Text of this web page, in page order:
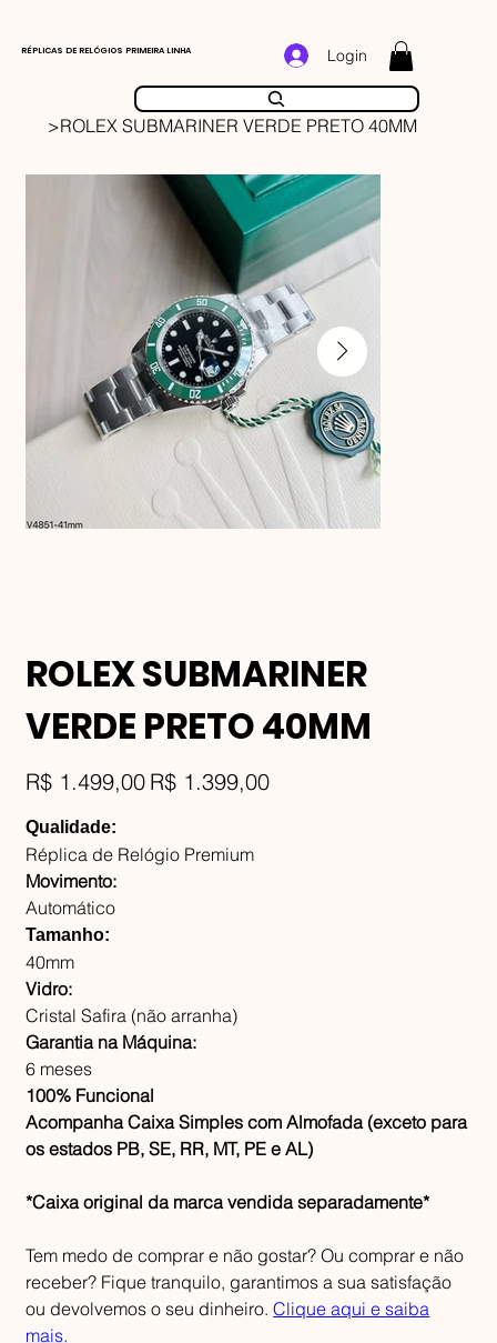
RÉPLICAS DE RELÓGIOS PRIMEIRA LINHA Login
>ROLEX SUBMARINER VERDE PRETO 40MM
ROLEX SUBMARINER
VERDE PRETO 40MM
Preço
original
R$ 1.499,00 Preço
promocional
R$ 1.399,00
Qualidade:
Réplica de Relógio Premium
Movimento:
Automático
Tamanho:
40mm
Vidro:
Cristal Safira (não arranha)
Garantia na Máquina:
6 meses
100% Funcional
Acompanha Caixa Simples com Almofada (exceto para
os estados PB, SE, RR, MT, PE e AL)
*Caixa original da marca vendida separadamente*
Tem medo de comprar e não gostar? Ou comprar e não
receber? Fique tranquilo, garantimos a sua satisfação
ou devolvemos o seu dinheiro.Clique aqui e saiba
mais.